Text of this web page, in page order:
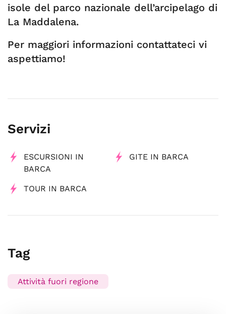
isole del parco nazionale dell’arcipelago di
La Maddalena.
Per maggiori informazioni contattateci vi
aspettiamo!
Servizi
ESCURSIONI IN
BARCA
GITE IN BARCA
TOUR IN BARCA
Tag
Attività fuori regione